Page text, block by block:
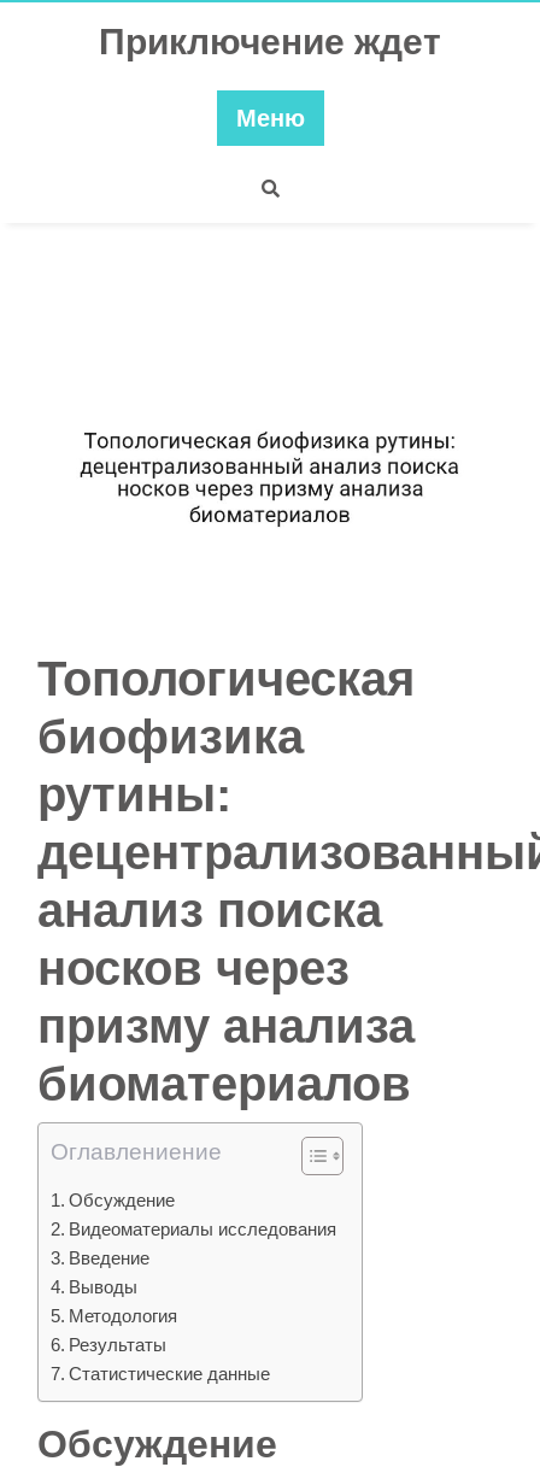
Приключение ждет
Меню
Топологическая
биофизика
рутины:
анализ поиска
носков через
призму анализа
биоматериалов
Оглавлениение
Обсуждение
Видеоматериалы исследования
Введение
Выводы
Методология
Результаты
Статистические данные
Обсуждение